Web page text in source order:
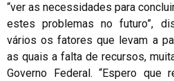
“ver as necessidades para
estes problemas no futuro”,
vários os fatores que levam a
as quais a falta de recursos,
Governo Federal. “Espero que